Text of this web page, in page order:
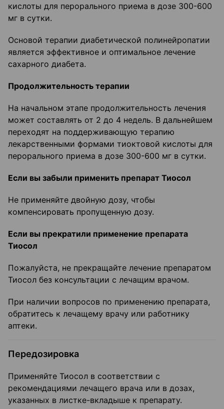
кислоты для перорального приема в дозе 300-600
мг в сутки.
Основой терапии диабетической полинейропатии
является эффективное и оптимальное лечение
сахарного диабета.
Продолжительность терапии
На начальном этапе продолжительность лечения
может составлять от 2 до 4 недель. В дальнейшем
переходят на поддерживающую терапию
лекарственными формами тиоктовой кислоты для
перорального приема в дозе 300-600 мг в сутки.
Если вы забыли применить препарат Тиосол
Не применяйте двойную дозу, чтобы
компенсировать пропущенную дозу.
Если вы прекратили применение препарата
Тиосол
Пожалуйста, не прекращайте лечение препаратом
Тиосол без консультации с лечащим врачом.
При наличии вопросов по применению препарата,
обратитесь к лечащему врачу или работнику
аптеки.
Передозировка
Применяйте Тиосол в соответствии с
рекомендациями лечащего врача или в дозах,
указанных в листке-вкладыше к препарату.